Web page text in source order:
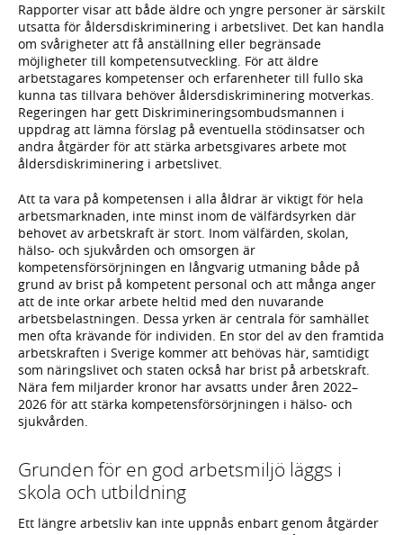
Rapporter visar att både äldre och yngre personer är särskilt
utsatta för åldersdiskriminering i arbetslivet. Det kan handla
om svårigheter att få anställning eller begränsade
möjligheter till kompetensutveckling. För att äldre
arbetstagares kompetenser och erfarenheter till fullo ska
kunna tas tillvara behöver åldersdiskriminering motverkas.
Regeringen har gett Diskrimineringsombudsmannen i
uppdrag att lämna förslag på eventuella stödinsatser och
andra åtgärder för att stärka arbetsgivares arbete mot
åldersdiskriminering i arbetslivet.
Att ta vara på kompetensen i alla åldrar är viktigt för hela
arbetsmarknaden, inte minst inom de välfärdsyrken där
behovet av arbetskraft är stort. Inom välfärden, skolan,
hälso- och sjukvården och omsorgen är
kompetensförsörjningen en långvarig utmaning både på
grund av brist på kompetent personal och att många anger
att de inte orkar arbete heltid med den nuvarande
arbetsbelastningen. Dessa yrken är centrala för samhället
men ofta krävande för individen. En stor del av den framtida
arbetskraften i Sverige kommer att behövas här, samtidigt
som näringslivet och staten också har brist på arbetskraft.
Nära fem miljarder kronor har avsatts under åren 2022–
2026 för att stärka kompetensförsörjningen i hälso- och
sjukvården.
Grunden för en god arbetsmiljö läggs i
skola och utbildning
Ett längre arbetsliv kan inte uppnås enbart genom åtgärder